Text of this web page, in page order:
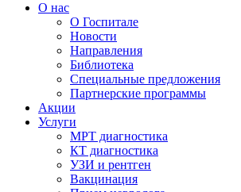
О нас
О Госпитале
Новости
Направления
Библиотека
Специальные предложения
Партнерские программы
Акции
Услуги
МРТ диагностика
КТ диагностика
УЗИ и рентген
Вакцинация